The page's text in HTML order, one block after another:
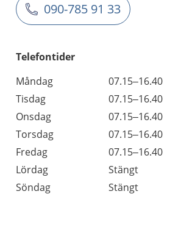
090-785 91 33
Telefontider
Måndag
07.15–16.40
Tisdag
07.15–16.40
Onsdag
07.15–16.40
Torsdag
07.15–16.40
Fredag
07.15–16.40
Lördag
Stängt
Söndag
Stängt